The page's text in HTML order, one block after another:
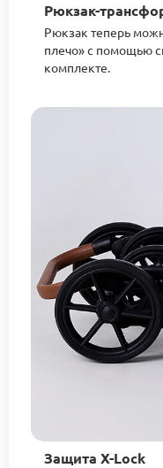
Рюкзак-
Рюкзак теперь
плечо» с помощью
комплекте.
Защита X-Lock